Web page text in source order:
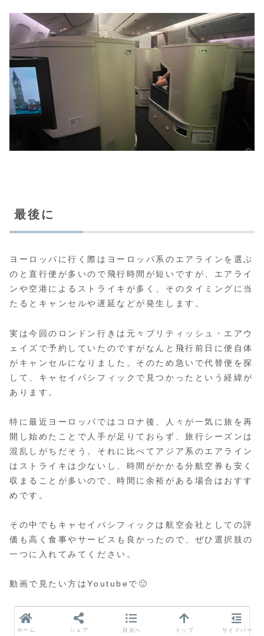
最後に
ヨーロッパに行く際はヨーロッパ系のエアラインを選ぶ
のと直行便が多いので飛行時間が短いですが、エアライ
ンや空港によるストライキが多く、そのタイミングに当
たるとキャンセルや遅延などが発生します。
実は今回のロンドン行きは元々ブリティッシュ・エアウ
ェイズで予約していたのですがなんと飛行前日に便自体
がキャンセルになりました。そのため急いで代替便を探
して、キャセイパシフィックで見つかったという経緯が
あります。
特に最近ヨーロッパではコロナ後、人々が一気に旅を再
開し始めたことで人手が足りておらず、旅行シーズンは
混乱しがちだそう。それに比べてアジア系のエアライン
はストライキは少ないし、時間がかかる分航空券も安く
収まることが多いので、時間に余裕がある場合はおすす
めです。
その中でもキャセイパシフィックは航空会社としての評
価も高く食事やサービスも良かったので、ぜひ選択肢の
一つに入れてみてください。
動画で見たい方はYoutubeで🙂
ホーム シェア 目次へ トップ サイドバー